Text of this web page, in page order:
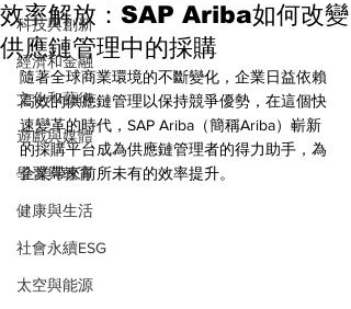
科技與創新
經濟和金融
文化和藝術
遊戲與媒體
學習與教育
健康與生活
社會永續ESG
太空與能源
效率解放：SAP Ariba如何改變
供應鏈管理中的採購
隨著全球商業環境的不斷變化，企業日益依賴
高效的供應鏈管理以保持競爭優勢，在這個快
速變革的時代，SAP Ariba（簡稱Ariba）嶄新
的採購平台成為供應鏈管理者的得力助手，為
企業帶來前所未有的效率提升。